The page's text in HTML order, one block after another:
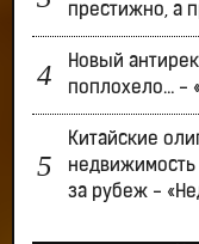
престижно, а
Новый
поплохело… -
Китайские
недвижимость
за рубеж -